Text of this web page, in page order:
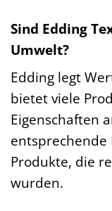
Sind Edding
Umwelt?
Edding legt
bietet viele
Eigenschaften
entsprechende
Produkte, die
wurden.